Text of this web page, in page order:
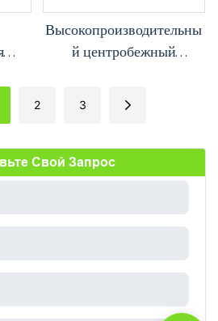
Свой Запрос
и
Высокопроизводительны
й центробежный
полностью
2 3